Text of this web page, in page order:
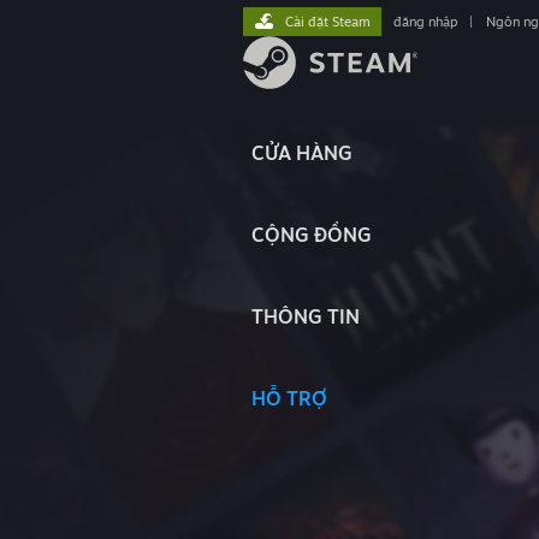
CỬA HÀNG
CỘNG ĐỒNG
THÔNG TIN
HỖ TRỢ
Cài đặt Steam đăng nhập Ngôn